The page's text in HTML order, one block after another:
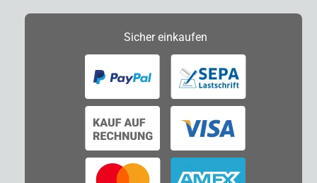
Sichereinkaufen